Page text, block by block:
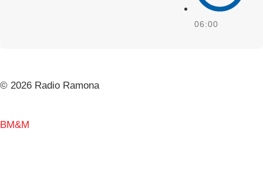
06:00
© 2026 Radio Ramona
BM&M